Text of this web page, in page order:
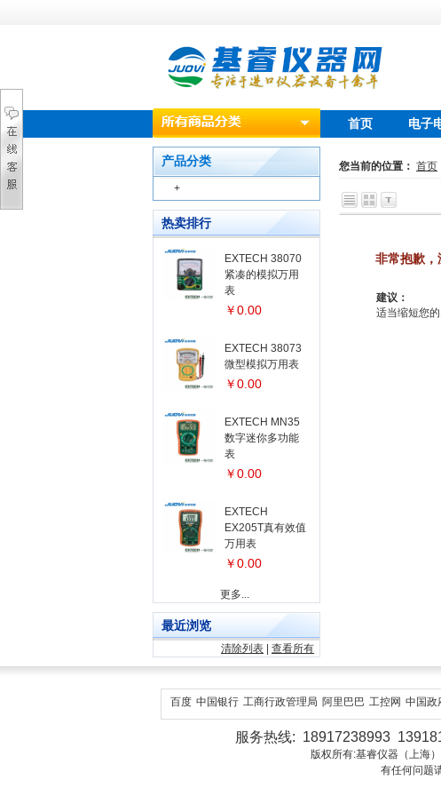
首页 电子
产品分类
+
热卖排行
EXTECH 38070
紧凑的模拟万用
表
￥0.00
EXTECH 38073
微型模拟万用表
￥0.00
EXTECH MN35
数字迷你多功能
表
￥0.00
EXTECH
EX205T真有效值
万用表
￥0.00
更多...
最近浏览
清除列表 查看所有
您当前的位置： 首页
非常抱歉
建议：
适当缩短您
百度 中国银行 工商行政管理局 阿里巴巴 工控网 中国政
服务热线: 18917238993
版权所有:基睿仪器（上海
有任何问题